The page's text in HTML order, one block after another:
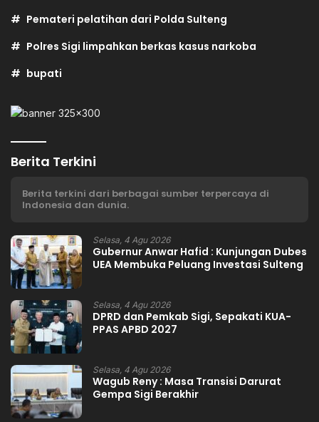
Pemateri pelatihan dari Polda Sulteng
Polres Sigi limpahkan berkas kasus narkoba
bupati
Berita Terkini
Berita terkini dari berbagai sumber terpercaya di
Indonesia dan dunia.
Selasa, 4 Agu 2026
Gubernur Anwar Hafid : Kunjungan Dubes
UEA Membuka Peluang Investasi Sulteng
Selasa, 4 Agu 2026
DPRD dan Pemkab Sigi, Sepakati KUA-
PPAS APBD 2027
Selasa, 4 Agu 2026
Wagub Reny : Masa Transisi Darurat
Gempa Sigi Berakhir